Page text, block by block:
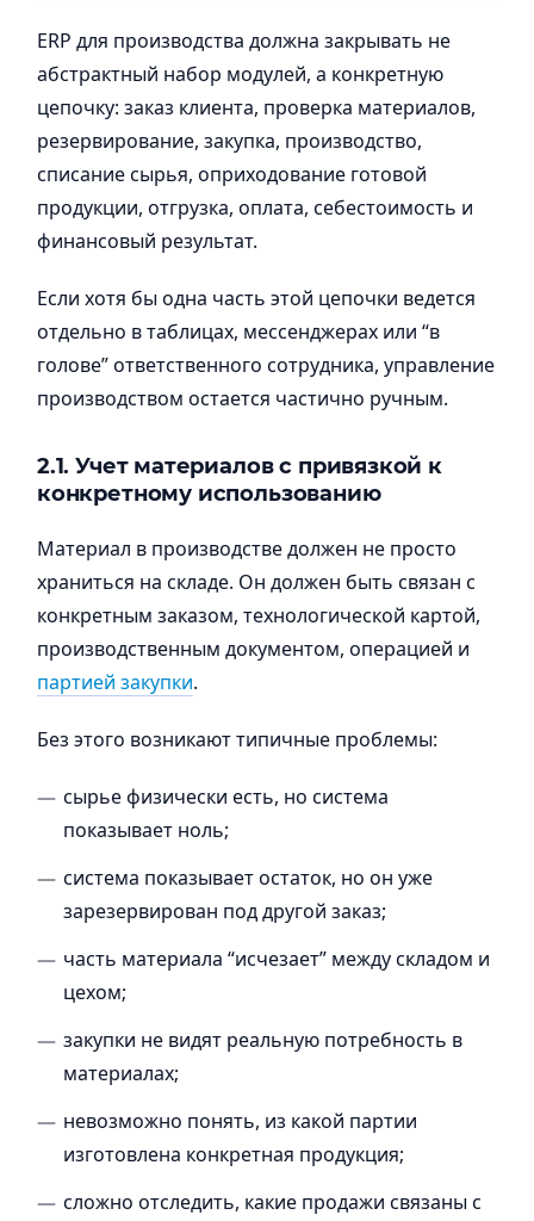
ERP для производства должна закрывать не
абстрактный набор модулей, а конкретную
цепочку: заказ клиента, проверка материалов,
резервирование, закупка, производство,
списание сырья, оприходование готовой
продукции, отгрузка, оплата, себестоимость и
финансовый результат.
Если хотя бы одна часть этой цепочки ведется
отдельно в таблицах, мессенджерах или “в
голове” ответственного сотрудника, управление
производством остается частично ручным.
2.1. Учет материалов с привязкой к
конкретному использованию
Материал в производстве должен не просто
храниться на складе. Он должен быть связан с
конкретным заказом, технологической картой,
производственным документом, операцией и
партией закупки.
Без этого возникают типичные проблемы:
сырье физически есть, но система
показывает ноль;
система показывает остаток, но он уже
зарезервирован под другой заказ;
часть материала “исчезает” между складом и
цехом;
закупки не видят реальную потребность в
материалах;
невозможно понять, из какой партии
изготовлена конкретная продукция;
сложно отследить, какие продажи связаны с